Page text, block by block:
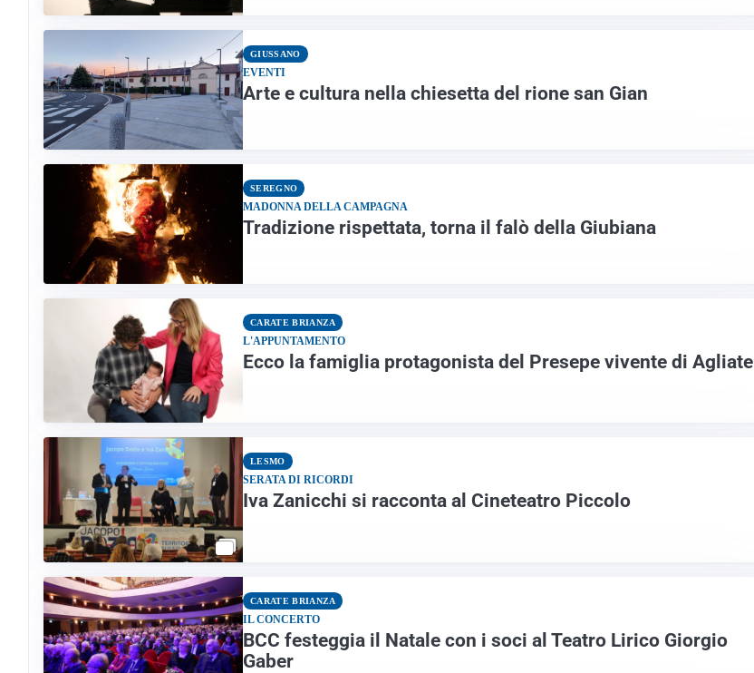
GIUSSANO
EVENTI
Arte e cultura nella chiesetta del rione san Gian
SEREGNO
MADONNA DELLA CAMPAGNA
Tradizione rispettata, torna il falò della Giubiana
CARATE BRIANZA
L'APPUNTAMENTO
Ecco la famiglia protagonista del Presepe vivente di Agliate
LESMO
SERATA DI RICORDI
Iva Zanicchi si racconta al Cineteatro Piccolo
CARATE BRIANZA
IL CONCERTO
BCC festeggia il Natale con i soci al Teatro Lirico Giorgio
Gaber